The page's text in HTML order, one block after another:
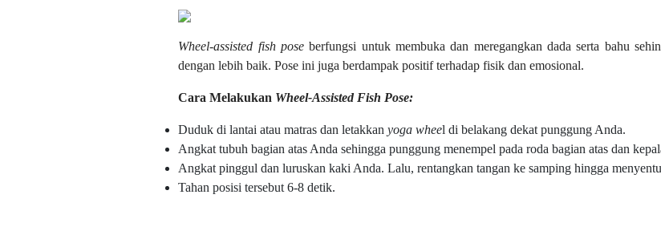
Wheel-assisted fish poseberfungsi untuk membuka dan meregangkan dada serta bahu
dengan lebih baik. Pose ini juga berdampak positif terhadap fisik dan emosional.
Cara Melakukan Wheel-Assisted Fish Pose:
Duduk di lantai atau matras dan letakkanyoga wheel di belakang dekat punggung Anda.
Angkat tubuh bagian atas Anda sehingga punggung menempel pada roda bagian atas dan
Angkat pinggul dan luruskan kaki Anda. Lalu, rentangkan tangan ke samping hingga
Tahan posisi tersebut 6-8 detik.